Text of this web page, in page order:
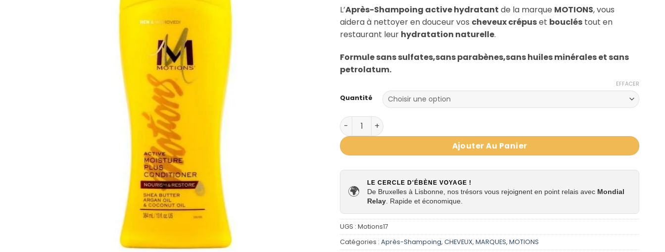
prix :
7,35 €
à
L’Après-Shampoing active hydratant de la marque MOTIONS, vous
aidera à nettoyer en douceur vos cheveux crépuset bouclés tout en
restaurant leur hydratation naturelle.
Formule sans sulfates,sans parabènes,sans huiles minérales et sans
petrolatum.
Quantité
EFFACER
quantité de Après-Shampoing active hydratant Moisture plus conditioner MOTIONS
Ajouter Au Panier
🌍
LE CERCLE D'ÉBÈNE VOYAGE !
De Bruxelles à Lisbonne, nos trésors vous rejoignent en point relais avec Mondial
Relay . Rapide et économique.
UGS : Motions17
Catégories : Après-Shampoing, CHEVEUX, MARQUES, MOTIONS